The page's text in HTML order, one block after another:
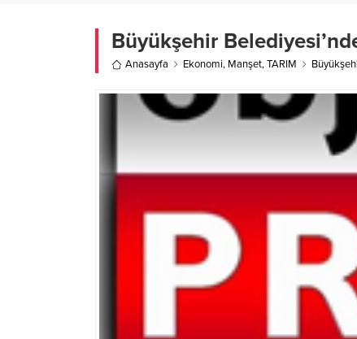
Büyükşehir
Anasayfa Ekonomi, Manşet,TARIM